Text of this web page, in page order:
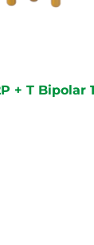
+ T Bipolar